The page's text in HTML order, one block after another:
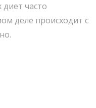
диет часто
деле происходит с